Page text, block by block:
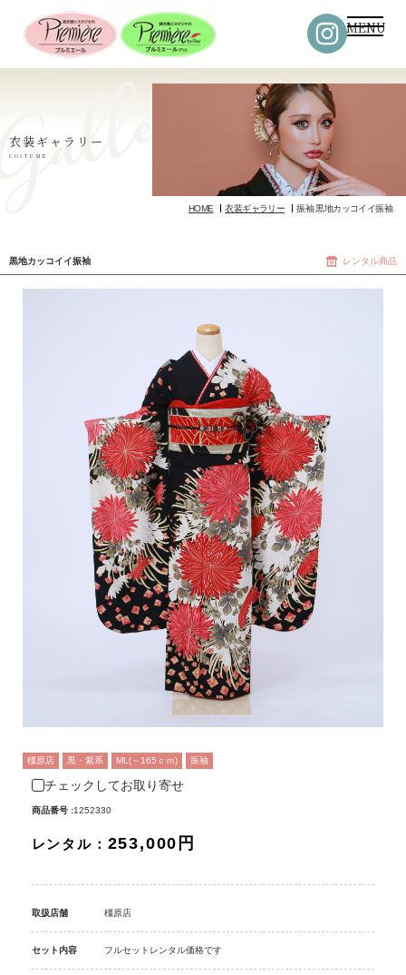
MENU
HOME 衣装ギャラリー 振袖 黒地カッコイイ振袖
衣装ギャラリー
COSTUME
黒地カッコイイ振袖 レンタル商品
橿原店 黒・紫系 ML(～165ｃｍ) 振袖
チェックしてお取り寄せ
商品番号 :1252330
レンタル： 253,000円
取扱店舗 橿原店
セット内容 フルセットレンタル価格です